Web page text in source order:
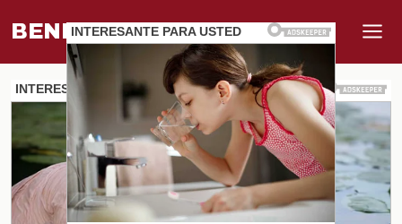
BENEFI.MUNDO